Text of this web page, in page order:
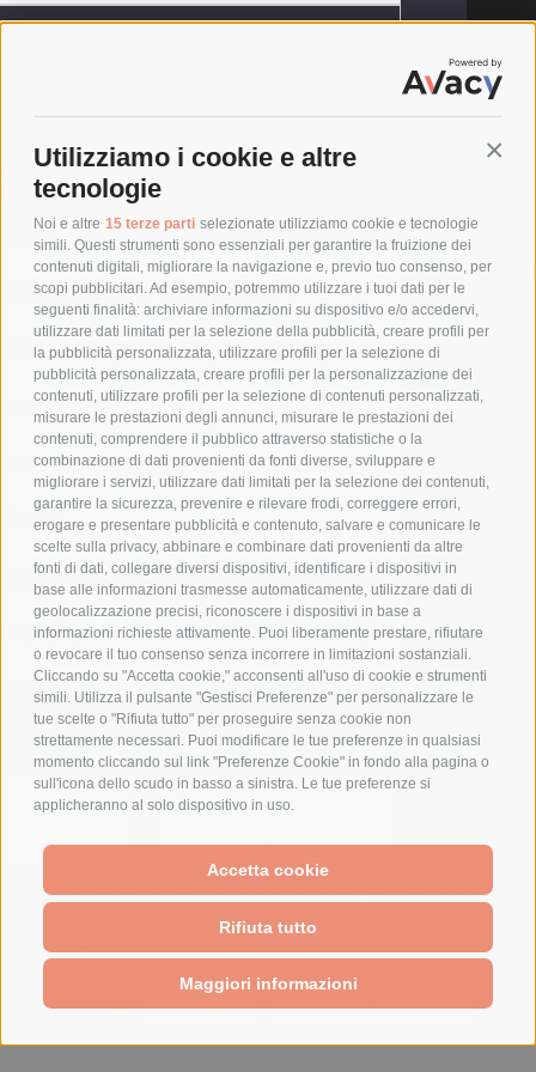
Utilizziamo i cookie e altre
tecnologie
Noi e altre 15 terze parti selezionate utilizziamo cookie e tecnologie
simili. Questi strumenti sono essenziali per garantire la fruizione dei
contenuti digitali, migliorare la navigazione e, previo tuo consenso, per
scopi pubblicitari. Ad esempio, potremmo utilizzare i tuoi dati per le
seguenti finalità: archiviare informazioni su dispositivo e/o accedervi,
utilizzare dati limitati per la selezione della pubblicità, creare profili per
la pubblicità personalizzata, utilizzare profili per la selezione di
pubblicità personalizzata, creare profili per la personalizzazione dei
contenuti, utilizzare profili per la selezione di contenuti personalizzati,
misurare le prestazioni degli annunci, misurare le prestazioni dei
contenuti, comprendere il pubblico attraverso statistiche o la
combinazione di dati provenienti da fonti diverse, sviluppare e
migliorare i servizi, utilizzare dati limitati per la selezione dei contenuti,
garantire la sicurezza, prevenire e rilevare frodi, correggere errori,
erogare e presentare pubblicità e contenuto, salvare e comunicare le
scelte sulla privacy, abbinare e combinare dati provenienti da altre
fonti di dati, collegare diversi dispositivi, identificare i dispositivi in
base alle informazioni trasmesse automaticamente, utilizzare dati di
geolocalizzazione precisi, riconoscere i dispositivi in base a
informazioni richieste attivamente. Puoi liberamente prestare, rifiutare
o revocare il tuo consenso senza incorrere in limitazioni sostanziali.
Cliccando su "Accetta cookie," acconsenti all'uso di cookie e strumenti
simili. Utilizza il pulsante "Gestisci Preferenze" per personalizzare le
tue scelte o "Rifiuta tutto" per proseguire senza cookie non
strettamente necessari. Puoi modificare le tue preferenze in qualsiasi
momento cliccando sul link "Preferenze Cookie" in fondo alla pagina o
sull'icona dello scudo in basso a sinistra. Le tue preferenze si
applicheranno al solo dispositivo in uso.
Accetta cookie
Rifiuta tutto
Maggiori informazioni
- ABBEP2060K
l'uso - ABBEP2060K
RoHS - ABBEP2060K
tecniche
PRODOTTI CORRELATI
SPESA
20057,
We use cookies (and other similar technologies) to collect data
to improve your shopping experience.
By using our website,
you're agreeing to the collection of data as described in our
Privacy Policy.
Settings Reject all Accept All Cookies